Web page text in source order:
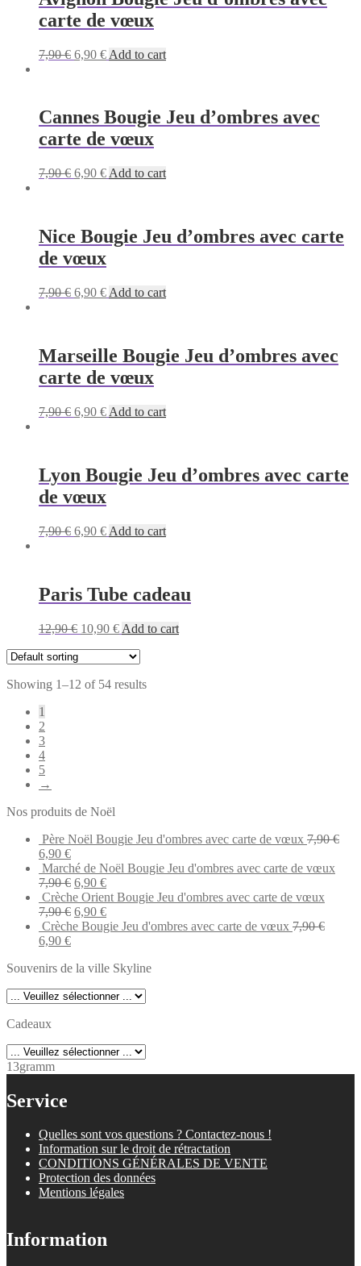
carte de vœux
7,90€ Original
6,90 €Current
Add to cart
Cannes Bougie Jeu d’ombres avec
carte de vœux
7,90€ Original
6,90 €Current
Add to cart
Nice Bougie Jeu d’ombres avec carte
de vœux
7,90€ Original
6,90 €Current
Add to cart
Marseille Bougie Jeu d’ombres avec
carte de vœux
7,90€ Original
6,90 €Current
Add to cart
Lyon Bougie Jeu d’ombres avec carte
de vœux
7,90€ Original
6,90 €Current
Add to cart
Paris Tube cadeau
12,90€ Original
10,90 €Current
is:
Add to cart
Showing 1–12 of 54 results
1
2
3
4
5
→
Nos produits de Noël
Père Noël Bougie Jeu d'ombres avec carte de vœux 7,90€
Original
price
was:
7,90 €.
6,90 €Current
price
is:
6,90 €.
Marché de Noël Bougie Jeu d'ombres avec carte de vœux
7,90€ Original
price
was:
7,90 €.
6,90 €Current
price
is:
6,90 €.
Crèche Orient Bougie Jeu d'ombres avec carte de vœux
7,90€ Original
price
6,90 €Current
price
Crèche Bougie Jeu d'ombres avec carte de vœux 7,90€
Original
was:
6,90 €Current
is:
Souvenirs de la ville Skyline
Cadeaux
13gramm
Service
Quelles sont vos questions ? Contactez-nous !
Information sur le droit de rétractation
CONDITIONS GÉNÉRALES DE VENTE
Protection des données
Mentions légales
Information